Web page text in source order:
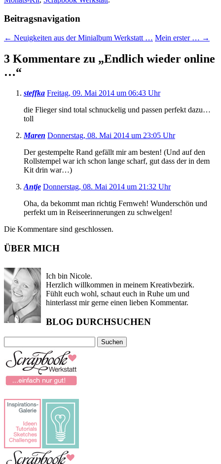
Beitragsnavigation
← Neuigkeiten aus der Minialbum Werkstatt … Mein erster … →
3 Kommentare zu „Endlich wieder online
…“
steffka Freitag, 09. Mai 2014 um 06:43 Uhr
die Flieger sind total schnuckelig und passen perfekt dazu…
toll
Maren Donnerstag, 08. Mai 2014 um 23:05 Uhr
Der gestempelte Rand gefällt mir am besten! (Und auf den
Rollstempel war ich schon lange scharf, gut dass der in dem
Kit drin war…)
Antje Donnerstag, 08. Mai 2014 um 21:32 Uhr
Oha, da bekommt man richtig Fernweh! Wunderschön und
perfekt um in Reiseerinnerungen zu schwelgen!
Die Kommentare sind geschlossen.
ÜBER MICH
Ich bin Nicole.
Herzlich willkommen in meinem Kreativbezirk.
Fühlt euch wohl, schaut euch in Ruhe um und
hinterlasst mir gerne einen lieben Kommentar.
BLOG DURCHSUCHEN
nach: